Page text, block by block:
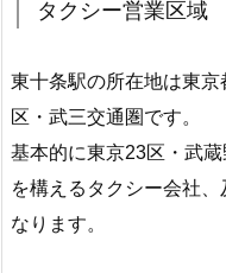
タクシー営業区域
東十条駅の所在地は東
区・武三交通圏です。
基本的に東京23区・武
を構えるタクシー会社
なります。